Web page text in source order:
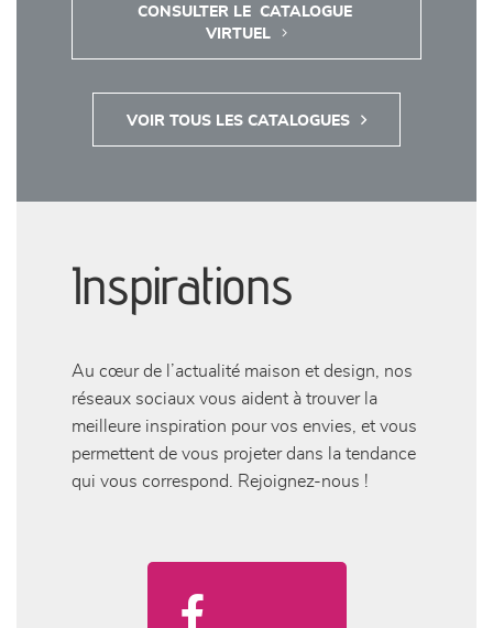
CONSULTER LE  CATALOGUE
VIRTUEL
VOIR TOUS LES CATALOGUES
Inspirations
Au cœur de l’actualité maison et design, nos
réseaux sociaux vous aident à trouver la
meilleure inspiration pour vos envies, et vous
permettent de vous projeter dans la tendance
qui vous correspond. Rejoignez-nous !